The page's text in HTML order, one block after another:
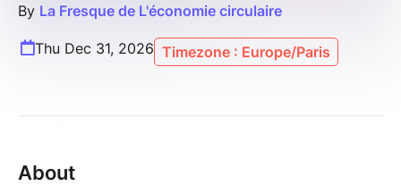
By La Fresque de L'économie circulaire
Thu Dec 31, 2026 Timezone : Europe/Paris
About